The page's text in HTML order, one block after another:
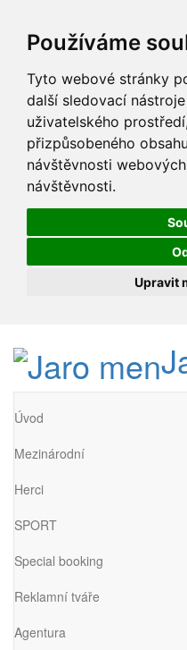
Používáme
Tyto webové stránky
další sledovací
uživatelského
přizpůsobeného
návštěvnosti
návštěvnosti.
Upravit
Úvod
Mezinárodní
Herci
SPORT
Special booking
Reklamní tváře
Agentura